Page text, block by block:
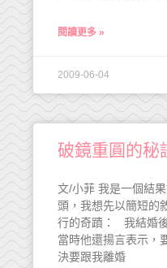
閱讀更多 »
2009-06-04
破鏡重圓的秘
文/小菲 我是一個結
頭，我想先以簡短的
行的奇蹟： 我結婚
當時他還揚言表示，
決要跟我離婚